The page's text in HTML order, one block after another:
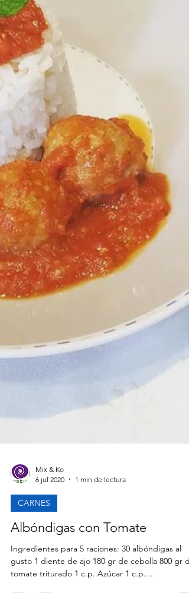
Mix & Ko
6 jul 2020
CARNES
Albóndigas con Tomate
Ingredientes para 5 raciones: 30 albóndigas al